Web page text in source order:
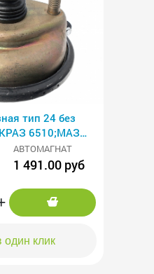
тип 24 без
КРАЗ 6510;МАЗ
АВТОМАГНАТ
1 491.00 руб
один клик